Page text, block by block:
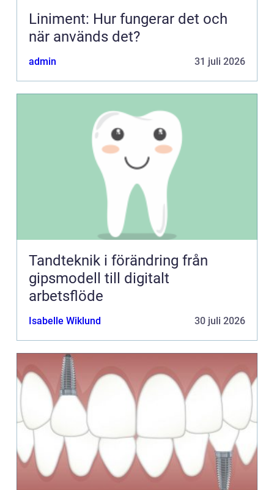
Liniment: Hur fungerar det och
när används det?
admin 31 juli 2026
Tandteknik i förändring från
gipsmodell till digitalt
arbetsflöde
Isabelle Wiklund 30 juli 2026